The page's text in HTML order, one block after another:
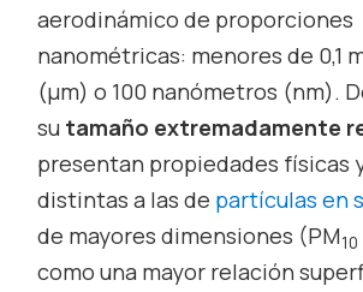
aerodinámico de proporciones
nanométricas: menores de 0,1
(µm) o 100 nanómetros (nm).
su tamaño extremadamente
presentan propiedades físicas
distintas a las de partículas en
de mayores dimensiones (PM10
como una mayor relación